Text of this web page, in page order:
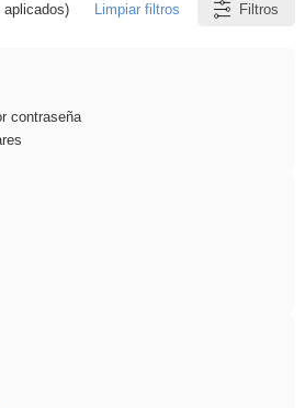
Limpiar filtros Filtros
contraseña